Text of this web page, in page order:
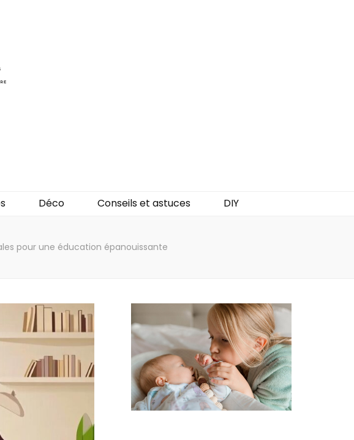
Déco Conseils et astuces DIY
pour une éducation épanouissante